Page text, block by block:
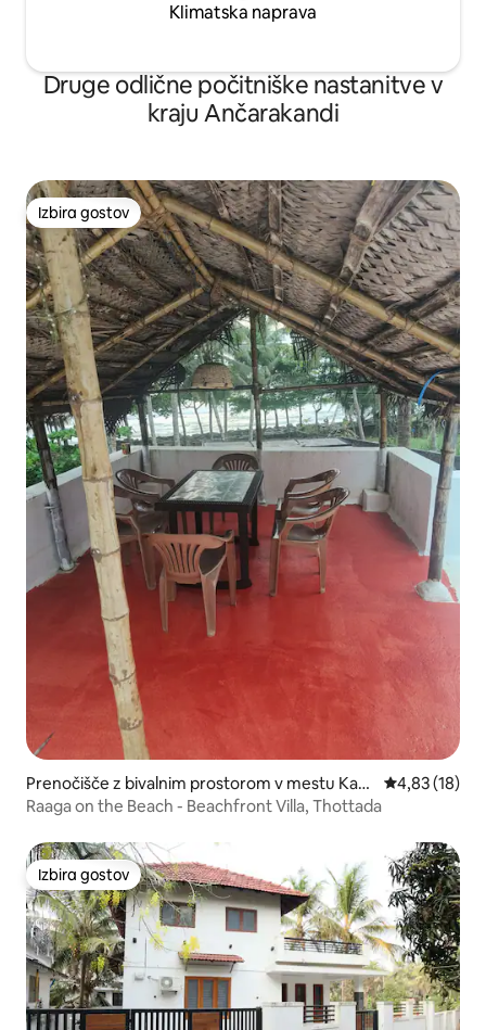
Klimatska naprava
Druge odlične počitniške nastanitve v
kraju Ančarakandi
Izbira gostov
Izbira gostov
Prenočišče z bivalnim prostorom v mestu Kan
nur
Povprečna
4,83 (18)
Raaga on the Beach - Beachfront Villa, Thottada
Izbira gostov
Izbira gostov